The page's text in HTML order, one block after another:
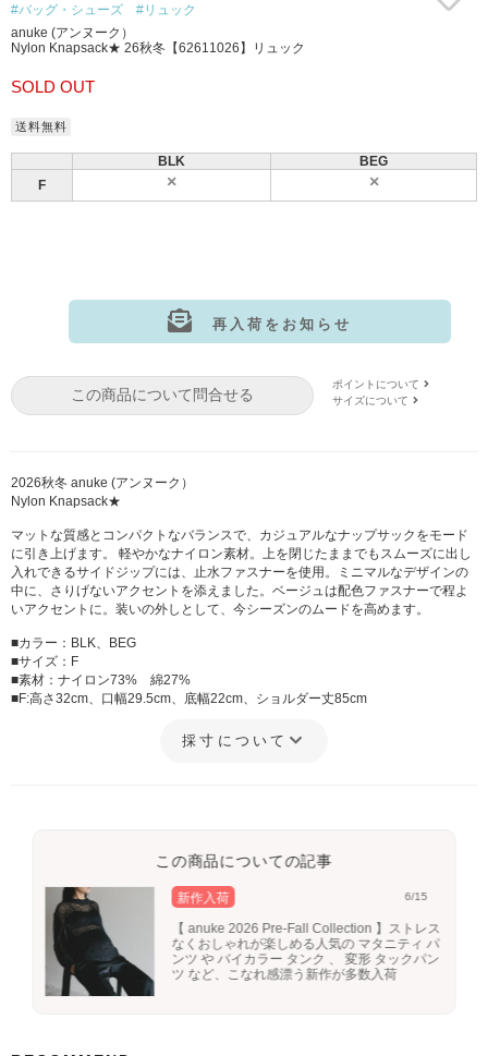
#バッグ・シューズ
#リュック
anuke (アンヌーク）
Nylon Knapsack★ 26秋冬【62611026】リュック
SOLD OUT
送料無料
BLK
BEG
F
再入荷をお知らせ
サイズ:F カラー: BEG
この商品について問合せる
ポイントについて
サイズについて
2026秋冬 anuke (アンヌーク）
Nylon Knapsack★
マットな質感とコンパクトなバランスで、カジュアルなナップサックをモード
に引き上げます。 軽やかなナイロン素材。上を閉じたままでもスムーズに出し
入れできるサイドジップには、止水ファスナーを使用。ミニマルなデザインの
中に、さりげないアクセントを添えました。ベージュは配色ファスナーで程よ
いアクセントに。装いの外しとして、今シーズンのムードを高めます。
■カラー：BLK、BEG
■サイズ：F
■素材：ナイロン73% 綿27%
■F:高さ32cm、口幅29.5cm、底幅22cm、ショルダー丈85cm
採寸について
この商品についての記事
新作入荷 6/15
【 anuke 2026 Pre-Fall Collection 】ストレス
なくおしゃれが楽しめる人気の マタニティ パ
ンツ や バイカラー タンク 、 変形 タックパン
ツ など、こなれ感漂う新作が多数入荷